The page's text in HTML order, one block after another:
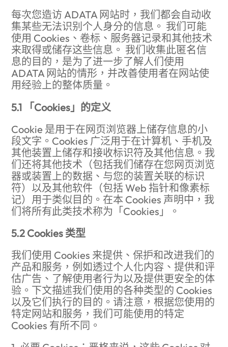
每次您造访 ADATA 网站时，我们都会自动收
集某些无法识别个人身分的信息。 我们可能
使用 Cookies、卷标、服务器记录和其他技术
来取得或储存这些信息。 我们收集此匿名信
息的目的，是为了进一步了解人们使用
ADATA 网站的情形，并改善使用者在网站使
用经验上的整体质量。
5.1 「Cookies」的定义
Cookie 是用于在网页浏览器上储存信息的小
段文字。Cookies 广泛用于在计算机、手机及
其他装置上储存和接收标识符及其他信息。我
们还将其他技术（包括我们储存在您网页浏览
器或装置上的数据、与您的装置关联的标识
符）以及其他软件（包括 Web 指针和像素标
记）用于类似目的。在本 Cookies 声明中，我
们将所有此类技术称为「Cookies」。
5.2 Cookies 类型
我们使用 Cookies 来提供、保护和改进我们的
产品和服务，例如透过个人化内容、提供和评
估广告、了解使用者行为以及提供更安全的体
验。下文描述我们使用的各种类型的 Cookies
以及它们执行的目的。请注意，根据您使用的
特定网站和服务，我们可能使用的特定
Cookies 有所不同。